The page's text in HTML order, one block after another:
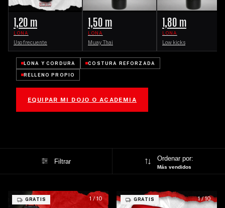
1,20 m
LONA
Uso frecuente
1,50 m
LONA
Muay Thai
1,80 m
LONA
Low kicks
LONA Y CORDURA COSTURA REFORZADA
RELLENO PROPIO
EQUIPAR MI DOJO O ACADEMIA
Filtrar Ordenar por:
Más vendidos
1/10
GRATIS 1/10
GRATIS